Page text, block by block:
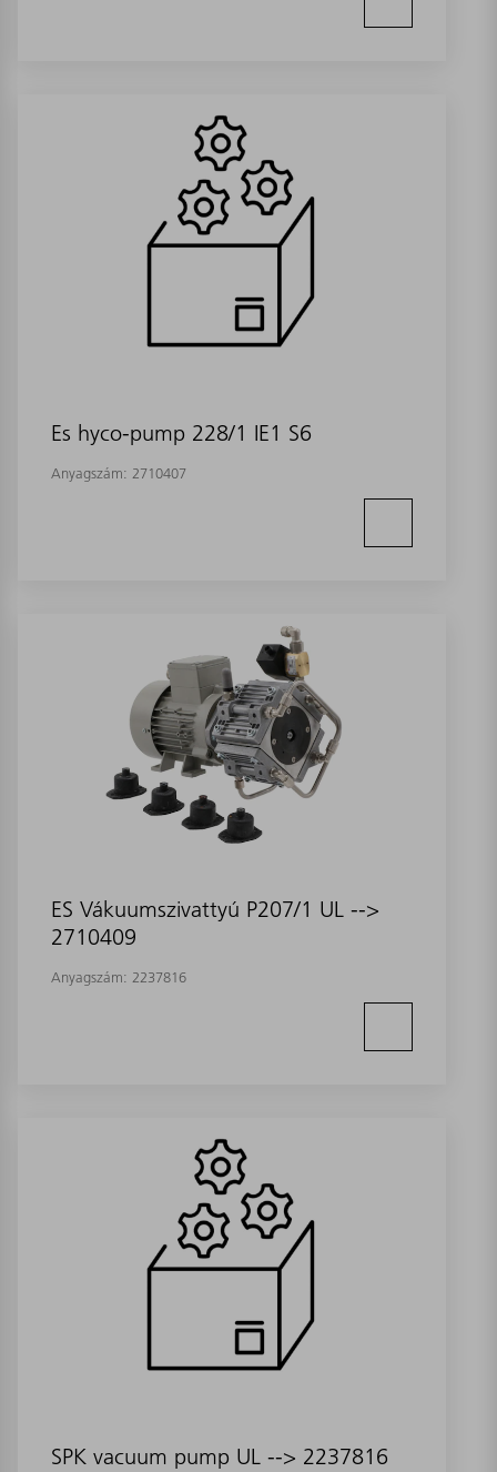
Es hyco-pump 228/1 IE1 S6
Anyagszám: 2710407
ES Vákuumszivattyú P207/1 UL -->
2710409
Anyagszám: 2237816
SPK vacuum pump UL --> 2237816